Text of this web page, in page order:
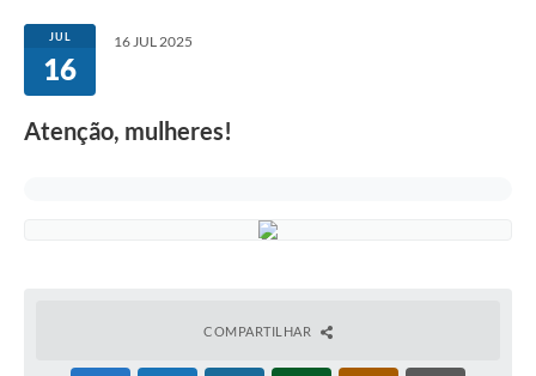
Estrutura Administrativa
Galeria de Fotos
JUL
16
16 JUL 2025
Atenção, mulheres!
COMPARTILHAR